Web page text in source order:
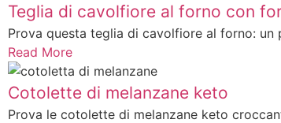
Teglia di cavolfiore al forno con
Prova questa teglia di cavolfiore al forno:
Read More
Cotolette di melanzane keto
Prova le cotolette di melanzane keto